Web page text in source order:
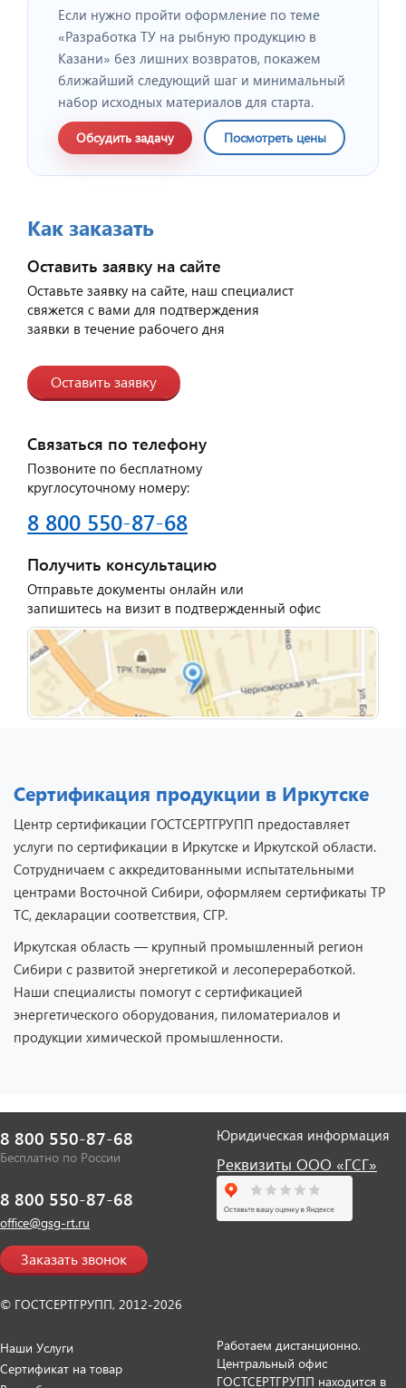
Если нужно пройти оформление по теме
«Разработка ТУ на рыбную продукцию в
Казани» без лишних возвратов, покажем
ближайший следующий шаг и минимальный
набор исходных материалов для старта.
Обсудить задачу Посмотреть цены
Как заказать
Оставить заявку на сайте
Оставьте заявку на сайте, наш специалист
свяжется с вами для подтверждения
заявки в течение рабочего дня
Оставить заявку
Связаться по телефону
Позвоните по бесплатному
круглосуточному номеру:
8 800 550-87-68
Получить консультацию
Отправьте документы онлайн или
запишитесь на визит в подтвержденный офис
Сертификация продукции в Иркутске
Центр сертификации ГОСТСЕРТГРУПП предоставляет
услуги по сертификации в Иркутске и Иркутской области.
Сотрудничаем с аккредитованными испытательными
центрами Восточной Сибири, оформляем сертификаты ТР
ТС, декларации соответствия, СГР.
Иркутская область — крупный промышленный регион
Сибири с развитой энергетикой и лесопереработкой.
Наши специалисты помогут с сертификацией
энергетического оборудования, пиломатериалов и
продукции химической промышленности.
8 800 550-87-68
Бесплатно по России
8 800 550-87-68
office@gsg-rt.ru
Заказать звонок
© ГОСТСЕРТГРУПП, 2012-2026
Юридическая информация
Реквизиты ООО «ГСГ»
Наши Услуги
Сертификат на товар
Работаем дистанционно.
Центральный офис
ГОСТСЕРТГРУПП находится в